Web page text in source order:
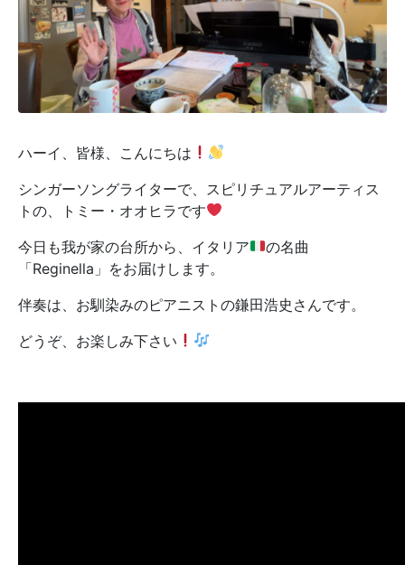
ハーイ、皆様、こんにちは
シンガーソングライターで、スピリチュアルアーティス
トの、トミー・オオヒラです
今日も我が家の台所から、イタリア
の名曲
「Reginella」をお届けします。
伴奏は、お馴染みのピアニストの鎌田浩史さんです。
どうぞ、お楽しみ下さい